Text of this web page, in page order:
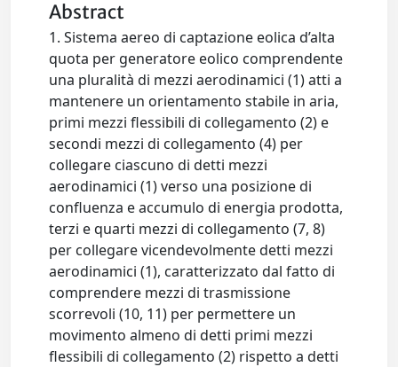
Abstract
1. Sistema aereo di captazione eolica d’alta
quota per generatore eolico comprendente
una pluralità di mezzi aerodinamici (1) atti a
mantenere un orientamento stabile in aria,
primi mezzi flessibili di collegamento (2) e
secondi mezzi di collegamento (4) per
collegare ciascuno di detti mezzi
aerodinamici (1) verso una posizione di
confluenza e accumulo di energia prodotta,
terzi e quarti mezzi di collegamento (7, 8)
per collegare vicendevolmente detti mezzi
aerodinamici (1), caratterizzato dal fatto di
comprendere mezzi di trasmissione
scorrevoli (10, 11) per permettere un
movimento almeno di detti primi mezzi
flessibili di collegamento (2) rispetto a detti